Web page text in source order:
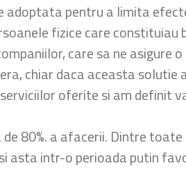
pentru a limita
fizice care
care sa ne
chiar daca aceasta solutie
oferite si am definit
80%. a afacerii. Dintre
asta intr-o perioada putin